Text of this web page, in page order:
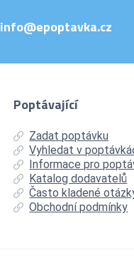
info@epoptavka.cz
Poptávající
Zadat poptávku
Vyhledat v
Informace pro
Katalog dodavatelů
Často kladené
Obchodní podmínky